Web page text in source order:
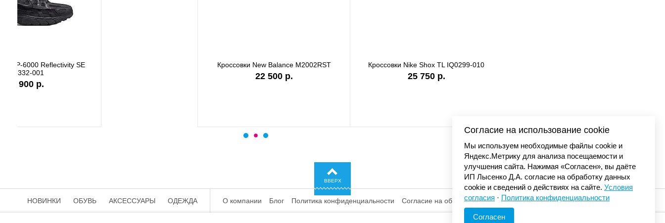
Кроссовки New Balance M2002RST Кроссовки Nike Shox TL IQ0299-010
25 750 р.
Кроссовки Nike P-6000 CD6404-030
ВВЕРХ
© «Элемент». 2013-2026 Все права защищены.
НОВИНКИ ОБУВЬ АКСЕССУАРЫ ОДЕЖДА О компании Блог Политика конфиденциальности Согласие на обработку
Согласие на использование cookie
Мы используем необходимые файлы cookie и
Яндекс.Метрику для анализа посещаемости и
улучшения сайта. Нажимая «Согласен», вы даёте
ИП Лысенко Д.А. согласие на обработку данных
cookie и сведений о действиях на сайте. Условия
согласия · Политика конфиденциальности
Согласен